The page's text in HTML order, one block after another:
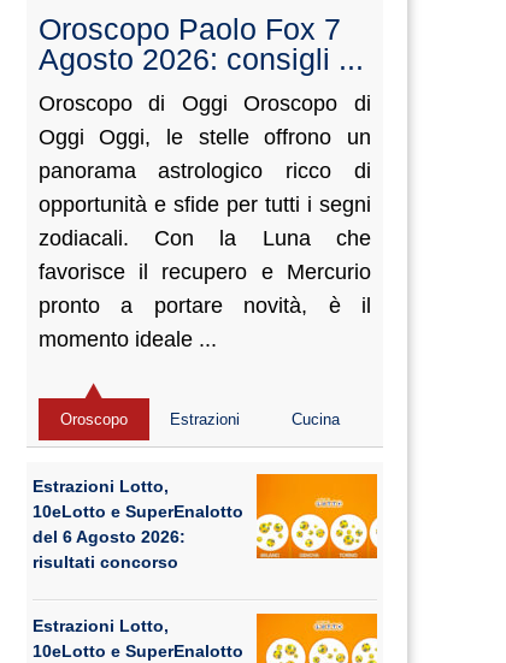
Oroscopo Paolo Fox 7
Agosto 2026: consigli ...
Oroscopo di Oggi Oroscopo di
Oggi Oggi, le stelle offrono un
panorama astrologico ricco di
opportunità e sfide per tutti i segni
zodiacali. Con la Luna che
favorisce il recupero e Mercurio
pronto a portare novità, è il
momento ideale ...
Oroscopo Estrazioni Cucina
Estrazioni Lotto,
10eLotto e SuperEnalotto
del 6 Agosto 2026:
risultati concorso
Estrazioni Lotto,
10eLotto e SuperEnalotto